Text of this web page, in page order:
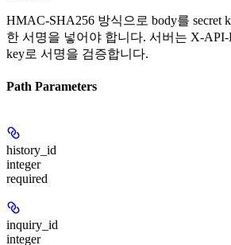
HMAC-SHA256 방식으로 body를 secret
한 서명을 넣어야 합니다. 서버는 X-API-
key로 서명을 검증합니다.
Path Parameters
history_id
integer
required
inquiry_id
integer